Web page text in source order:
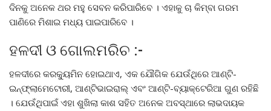
ଦିନକୁ ଅନେକ ଥର ମହୁ ସେବନ କରିପାରିବେ । ଏହାକୁ ଚା କିମ୍ବା ଗରମ
ପାଣିରେ ମିଶାଇ ମଧ୍ୟ ପାଇପାରିବେ ।
ହଳଦୀ ଓ ଗୋଲମରିଚ :-
ହଳଦୀରେ କରକ୍ୟୁମିନ ହୋଇଥାଏ, ଏକ ଯୌଗିକ ଯେଉଁଥିରେ ଆଣ୍ଟି-
ଇନ୍‌ଫ୍ଲାମେଟୋରୀ, ଆଣ୍ଟିଭାଇରାଲ୍ ଏବଂ ଆଣ୍ଟି-ବ୍ୟାକ୍ଟେରିଆ ଗୁଣ ରହିଛି
। ଯେଉଁଥିପାଇଁ ଏହା ଶୁଖିଲା କାଶ ସହିତ ଅନେକ ଅବସ୍ଥାରେ ଲାଭଦାୟକ